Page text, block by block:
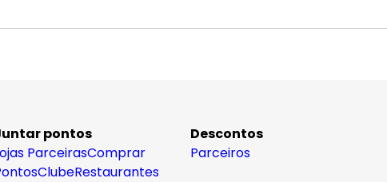
pontos
ParceirasComprar
ClubeRestaurantes
Descontos
Parceiros